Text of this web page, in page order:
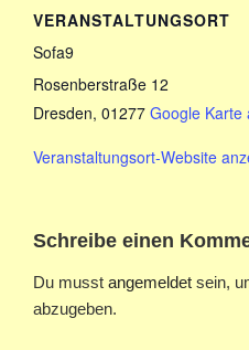
VERANSTALTUNGSORT
Sofa9
Rosenberstraße 12
Dresden, 01277 Google Karte
Veranstaltungsort-Website
Schreibe einen
Du musst angemeldet sein,
abzugeben.